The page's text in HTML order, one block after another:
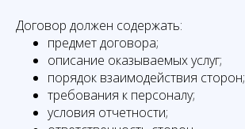
Договор должен содержать:
предмет договора;
описание оказываемых услуг;
порядок взаимодействия сторон;
требования к персоналу;
условия отчетности;